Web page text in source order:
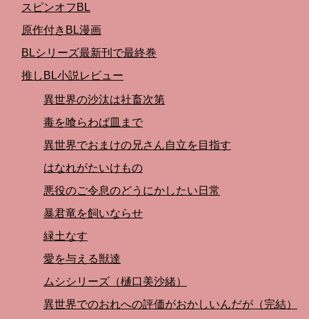
スピンオフBL
原作付きBL漫画
BLシリーズ最新刊で最終巻
推しBL小説レビュー
異世界の沙汰は社畜次第
毒を喰らわば皿まで
異世界でおまけの兄さん自立を目指す
はなれがたいけもの
悪役のご令息のどうにかしたい日常
暴君竜を飼いならせ
緑土なす
愛を与える獣達
ムシシリーズ（樋口美沙緒）
異世界でのおれへの評価がおかしいんだが（完結）